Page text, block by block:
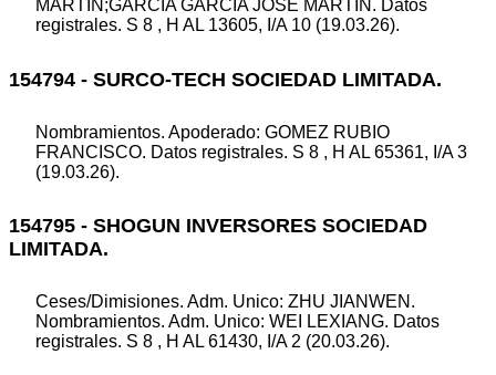
MARTIN;GARCIA GARCIA JOSE MARTIN. Datos
registrales. S 8 , H AL 13605, I/A 10 (19.03.26).
154794 - SURCO-TECH SOCIEDAD LIMITADA.
Nombramientos. Apoderado: GOMEZ RUBIO
FRANCISCO. Datos registrales. S 8 , H AL 65361, I/A 3
(19.03.26).
154795 - SHOGUN INVERSORES SOCIEDAD
LIMITADA.
Ceses/Dimisiones. Adm. Unico: ZHU JIANWEN.
Nombramientos. Adm. Unico: WEI LEXIANG. Datos
registrales. S 8 , H AL 61430, I/A 2 (20.03.26).